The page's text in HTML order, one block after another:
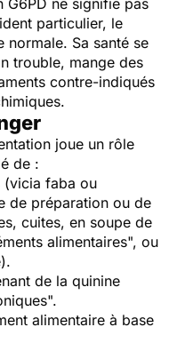
particulier, le
normale. Sa santé se
trouble, mange des
contre-indiqués
joue un rôle
de :
(vicia faba ou
de préparation ou de
cuites, en soupe de
alimentaires", ou
de la quinine
alimentaire à base